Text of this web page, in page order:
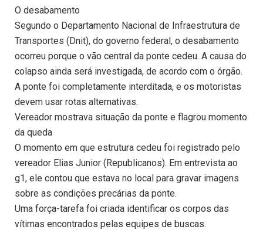
O desabamento
Segundo o Departamento Nacional de Infraestrutura de
Transportes (Dnit), do governo federal, o desabamento
ocorreu porque o vão central da ponte cedeu. A causa do
colapso ainda será investigada, de acordo com o órgão.
A ponte foi completamente interditada, e os motoristas
devem usar rotas alternativas.
Vereador mostrava situação da ponte e flagrou momento
da queda
O momento em que estrutura cedeu foi registrado pelo
vereador Elias Junior (Republicanos). Em entrevista ao
g1, ele contou que estava no local para gravar imagens
sobre as condições precárias da ponte.
Uma força-tarefa foi criada identificar os corpos das
vítimas encontrados pelas equipes de buscas.